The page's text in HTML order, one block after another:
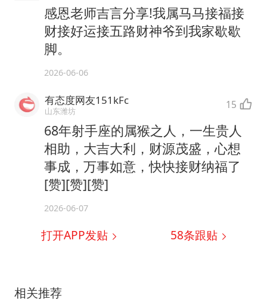
感恩老师吉言分享!我属马马接福接
财接好运接五路财神爷到我家歇歇
脚。
2026-06-06
有态度网友151kFc
山东潍坊 15
68年射手座的属猴之人，一生贵人
相助，大吉大利，财源茂盛，心想
事成，万事如意，快快接财纳福了
[赞][赞][赞]
2026-06-07
打开APP发贴 58条跟贴
相关推荐